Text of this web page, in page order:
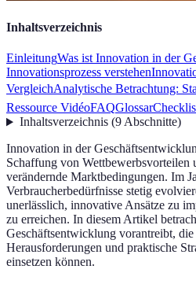
Inhaltsverzeichnis
EinleitungWas ist Innovation in der
Innovationsprozess verstehen
VergleichAnalytische Betrachtung:
Ressource VidéoFAQGlossar
Inhaltsverzeichnis(9Abschnitte)
Innovation in der
Schaffung von Wettbewerbsvorteilen
verändernde Marktbedingungen. Im
Verbraucherbedürfnisse stetig
unerlässlich, innovative Ansätze zu
zu erreichen. In diesem Artikel
Geschäftsentwicklung vorantreibt,
Herausforderungen und praktische
einsetzen können.